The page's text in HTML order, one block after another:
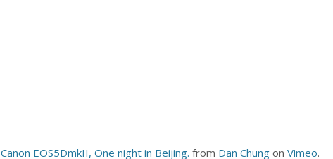
Canon EOS5DmkII, One night in Beijing. from Dan Chung onVimeo.